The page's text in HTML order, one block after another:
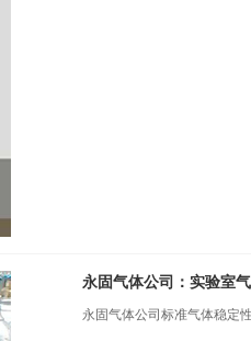
永固气体公司：实验室
永固气体公司标准气体稳定